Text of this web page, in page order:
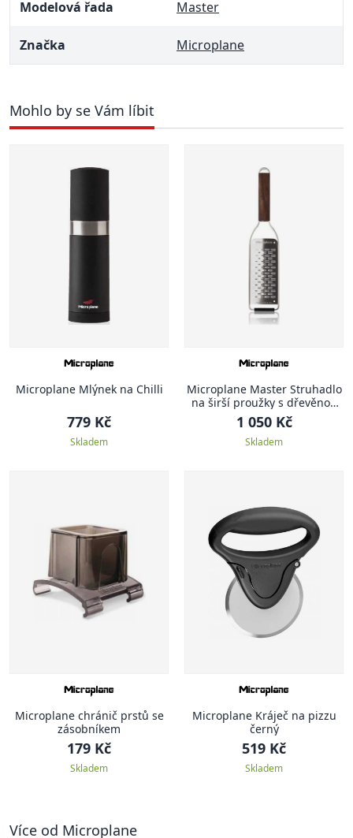
Modelová řada Master
Značka Microplane
Mohlo by se Vám líbit
Microplane Mlýnek na Chilli
779 Kč
Skladem
Microplane Master Struhadlo
na širší proužky s dřevěnou
rukojetí
1 050 Kč
Skladem
Microplane chránič prstů se
zásobníkem
179 Kč
Skladem
Microplane Kráječ na pizzu
černý
519 Kč
Skladem
Více od Microplane